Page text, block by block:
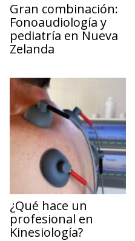
Gran combinación:
Fonoaudiología y
pediatría en Nueva
Zelanda
¿Qué hace un
profesional en
Kinesiología?